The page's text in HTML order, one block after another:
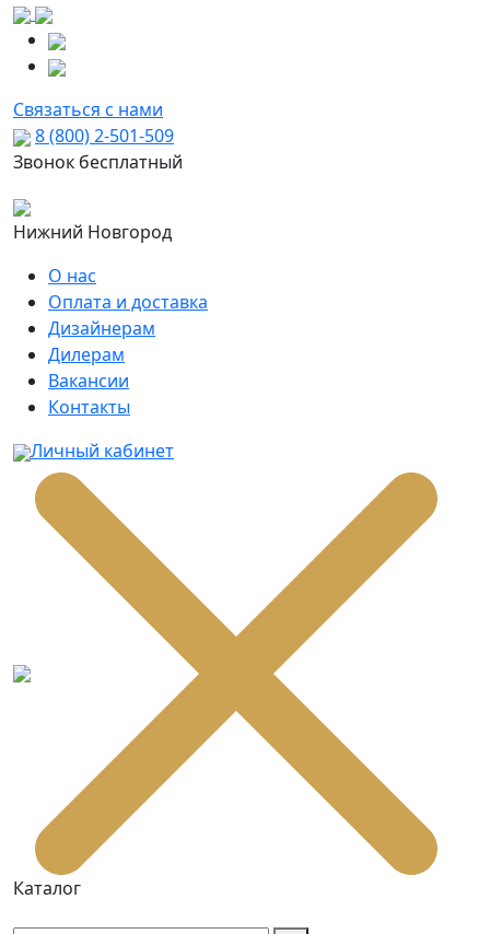
Связаться с нами
8 (800) 2-501-509
Звонок бесплатный
Нижний Новгород
О нас
Оплата и доставка
Дизайнерам
Дилерам
Вакансии
Контакты
Личный кабинет
Каталог